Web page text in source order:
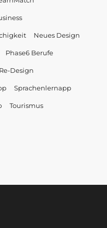
Neues Design
Phase6 Berufe
Re-Design
Sprachenlernapp
Tourismus